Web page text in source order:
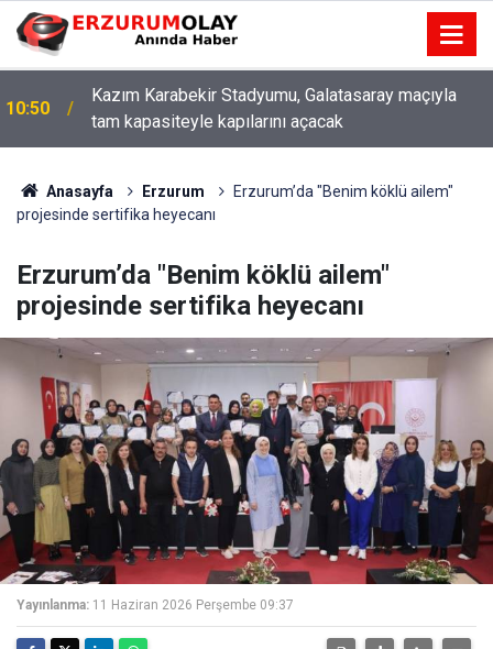
10:50
Kazım Karabekir Stadyumu, Galatasaray maçıyla
tam kapasiteyle kapılarını açacak
Anasayfa Erzurum
Erzurum’da "Benim köklü ailem"
projesinde sertifika heyecanı
Erzurum’da "Benim köklü ailem"
projesinde sertifika heyecanı
Yayınlanma: 11 Haziran 2026 Perşembe 09:37